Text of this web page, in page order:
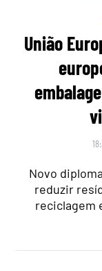
União
Novo
reduzir
reciclagem